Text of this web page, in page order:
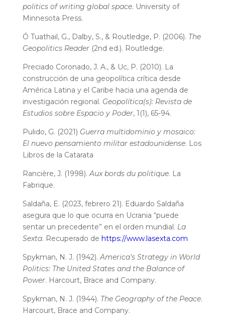
politics of writing global space. University of
Minnesota Press.
Ó Tuathail, G., Dalby, S., & Routledge, P. (2006). The
Geopolitics Reader(2nd ed.). Routledge.
Preciado Coronado, J. A., & Uc, P. (2010). La
construcción de una geopolítica crítica desde
América Latina y el Caribe hacia una agenda de
investigación regional. Geopolítica(s): Revista de
Estudios sobre Espacio y Poder, 1(1), 65-94.
Pulido, G. (2021) Guerra multidominio y mosaico:
El nuevo pensamiento militar estadounidense. Los
Libros de la Catarata
Rancière, J. (1998).Aux bords du politique. La
Fabrique.
Saldaña, E. (2023, febrero 21). Eduardo Saldaña
asegura que lo que ocurra en Ucrania “puede
sentar un precedente” en el orden mundial. La
Sexta. Recuperado de https://www.lasexta.com
Spykman, N. J. (1942).America’s Strategy in World
Politics: The United States and the Balance of
Power. Harcourt, Brace and Company.
Spykman, N. J. (1944). The Geography of the Peace.
Harcourt, Brace and Company.